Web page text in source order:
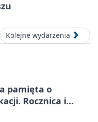
Kolejne wydarzenia
pamięta o
Rocznica i